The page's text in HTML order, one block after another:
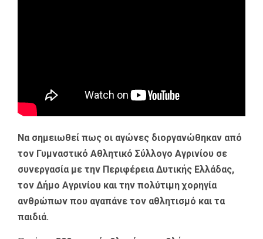
Να σημειωθεί πως οι αγώνες διοργανώθηκαν από
τον Γυμναστικό Αθλητικό Σύλλογο Αγρινίου σε
συνεργασία με την Περιφέρεια Δυτικής Ελλάδας,
τον Δήμο Αγρινίου και την πολύτιμη χορηγία
ανθρώπων που αγαπάνε τον αθλητισμό και τα
παιδιά.